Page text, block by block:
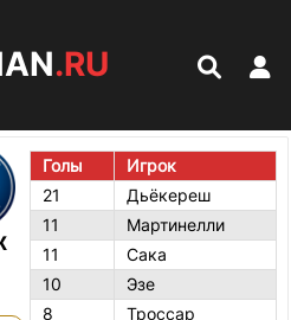
.RU
Голы
Игрок
21
Дьёкереш
11
Мартинелли
11
Сака
10
Эзе
8
Троссар